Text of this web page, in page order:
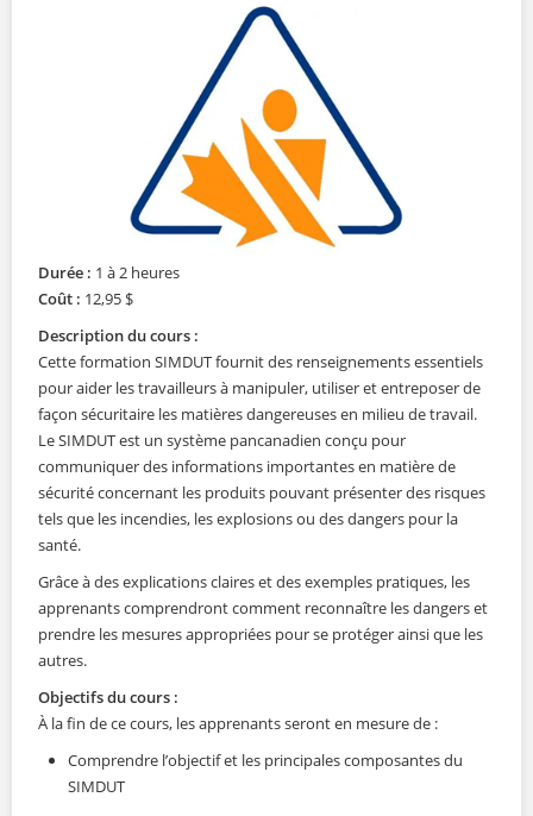
Durée : 1 à 2 heures
Coût : 12,95 $
Description du cours :
Cette formation SIMDUT fournit des renseignements essentiels
pour aider les travailleurs à manipuler, utiliser et entreposer de
façon sécuritaire les matières dangereuses en milieu de travail.
Le SIMDUT est un système pancanadien conçu pour
communiquer des informations importantes en matière de
sécurité concernant les produits pouvant présenter des risques
tels que les incendies, les explosions ou des dangers pour la
santé.
Grâce à des explications claires et des exemples pratiques, les
apprenants comprendront comment reconnaître les dangers et
prendre les mesures appropriées pour se protéger ainsi que les
autres.
Objectifs du cours :
À la fin de ce cours, les apprenants seront en mesure de :
Comprendre l’objectif et les principales composantes du
SIMDUT